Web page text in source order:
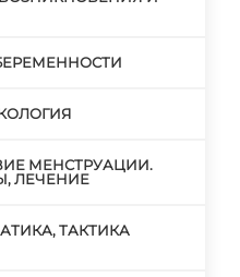
МЕНСТРУАЦИИ.
ЛЕЧЕНИЕ
ТАКТИКА